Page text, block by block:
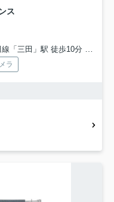
ス
「三田」駅 徒歩10分 ゆり
ラ